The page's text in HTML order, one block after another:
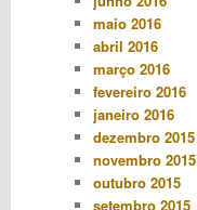
maio 2016
abril 2016
março 2016
fevereiro 2016
janeiro 2016
dezembro 2015
novembro 2015
outubro 2015
setembro 2015